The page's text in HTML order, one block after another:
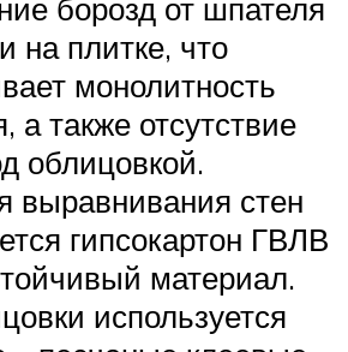
борозд от шпателя
на плитке, что
монолитность
а также отсутствие
облицовкой.
выравнивания стен
гипсокартон ГВЛВ
материал.
используется